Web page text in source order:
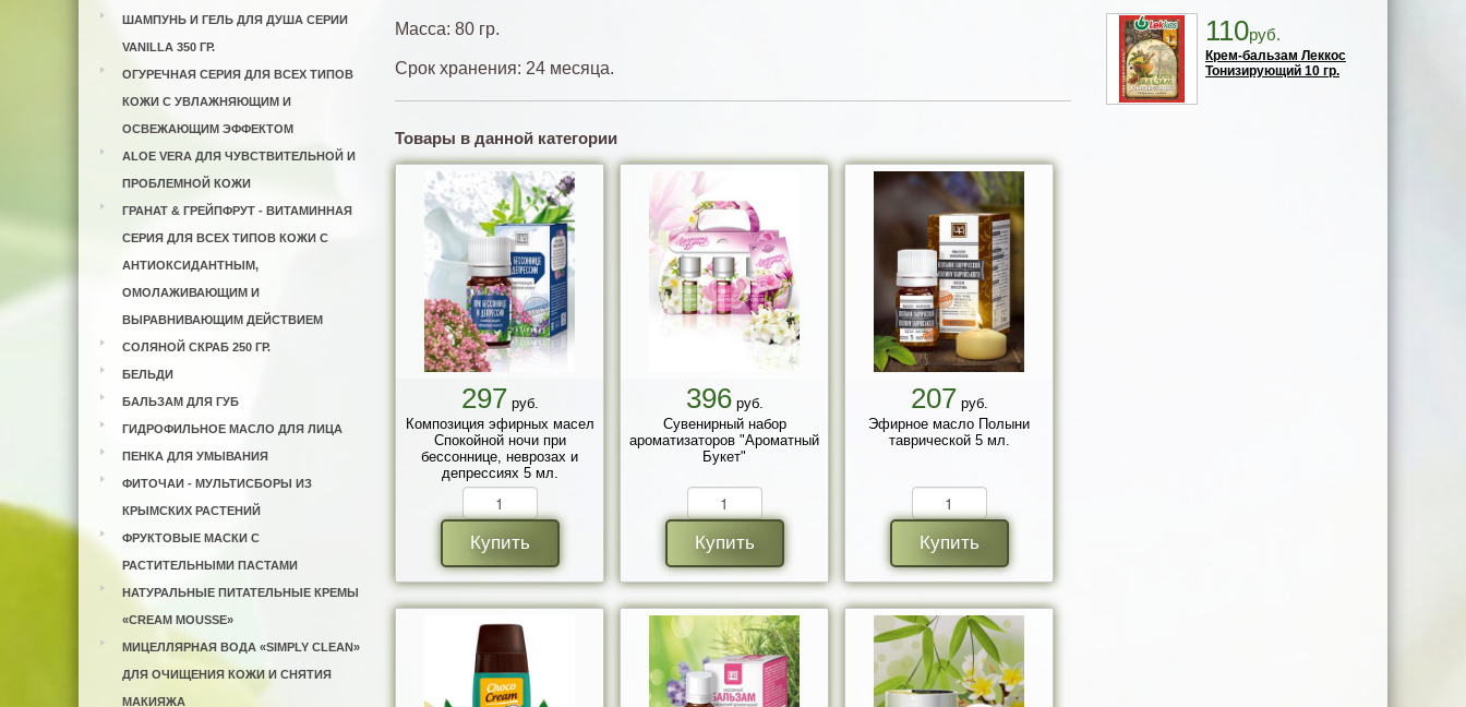
ШАМПУНЬ И ГЕЛЬ ДЛЯ ДУША СЕРИИ
VANILLA 350 ГР.
ОГУРЕЧНАЯ СЕРИЯ ДЛЯ ВСЕХ ТИПОВ
КОЖИ С УВЛАЖНЯЮЩИМ И
ОСВЕЖАЮЩИМ ЭФФЕКТОМ
ALOE VERA ДЛЯ ЧУВСТВИТЕЛЬНОЙ И
ПРОБЛЕМНОЙ КОЖИ
ГРАНАТ & ГРЕЙПФРУТ - ВИТАМИННАЯ
СЕРИЯ ДЛЯ ВСЕХ ТИПОВ КОЖИ С
АНТИОКСИДАНТНЫМ,
ОМОЛАЖИВАЮЩИМ И
ВЫРАВНИВАЮЩИМ ДЕЙСТВИЕМ
СОЛЯНОЙ СКРАБ 250 ГР.
БЕЛЬДИ
БАЛЬЗАМ ДЛЯ ГУБ
ГИДРОФИЛЬНОЕ МАСЛО ДЛЯ ЛИЦА
ПЕНКА ДЛЯ УМЫВАНИЯ
ФИТОЧАИ - МУЛЬТИСБОРЫ ИЗ
КРЫМСКИХ РАСТЕНИЙ
ФРУКТОВЫЕ МАСКИ С
РАСТИТЕЛЬНЫМИ ПАСТАМИ
НАТУРАЛЬНЫЕ ПИТАТЕЛЬНЫЕ КРЕМЫ
«CREAM MOUSSE»
МИЦЕЛЛЯРНАЯ ВОДА «SIMPLY CLEAN»
ДЛЯ ОЧИЩЕНИЯ КОЖИ И СНЯТИЯ
МАКИЯЖА
Масса: 80 гр.
Срок хранения: 24 месяца.
Товары в данной категории
297 руб.
Композиция эфирных масел
Спокойной ночи при
бессоннице, неврозах и
депрессиях 5 мл.
Купить
396руб.
Сувенирный набор
ароматизаторов "Ароматный
Букет"
Купить
207 руб.
Эфирное масло Полыни
таврической 5 мл.
Купить
110руб.
Крем-бальзам Леккос
Тонизирующий 10 гр.